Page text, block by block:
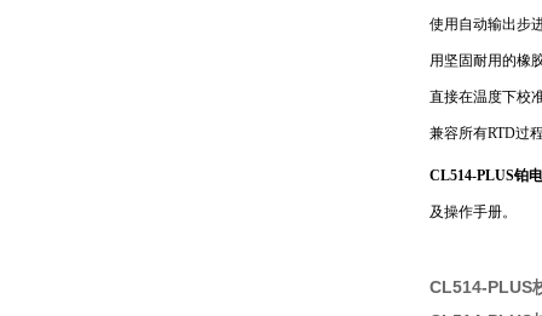
使用自动输出步
用坚固耐用的橡
直接在温度下校
兼容所有RTD过
CL514-PLUS铂
及操作手册。
CL514-PLUS